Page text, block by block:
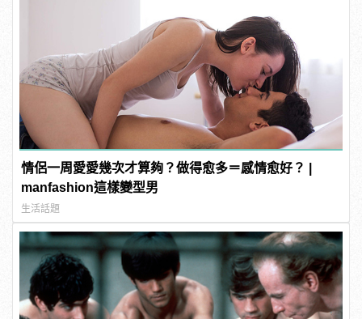
情侶一周愛愛幾次才算夠？做得愈多＝感情愈好？ |
manfashion這樣變型男
生活話題